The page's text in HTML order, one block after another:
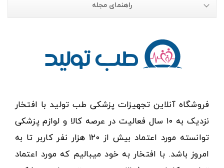
راهنمای مجله
فروشگاه آنلاین تجهیزات پزشکی طب تولید با افتخار
نزدیک به ۱۰ سال فعالیت در عرصه کالا و لوازم پزشکی
توانسته مورد اعتماد بیش از ۱۲۰ هزار نفر کاربر تا به
امروز باشد. با افتخار به خود میبالیم که مورد اعتماد